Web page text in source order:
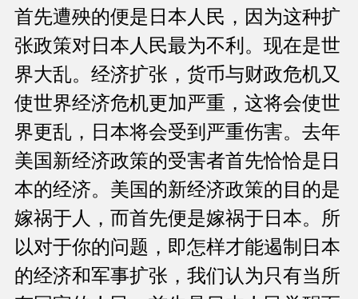
首先遭殃的便是日本人民，因为这种扩
张政策对日本人民最为不利。现在是世
界大乱。经济扩张，货币与财政危机又
使世界经济危机更加严重，这将会使世
界更乱，日本将会受到严重伤害。去年
美国新经济政策的受害者首先恰恰是日
本的经济。美国的新经济政策的目的是
嫁祸于人，而首先便是嫁祸于日本。所
以对于你的问题，即怎样才能遏制日本
的经济和军事扩张，我们认为只有当所